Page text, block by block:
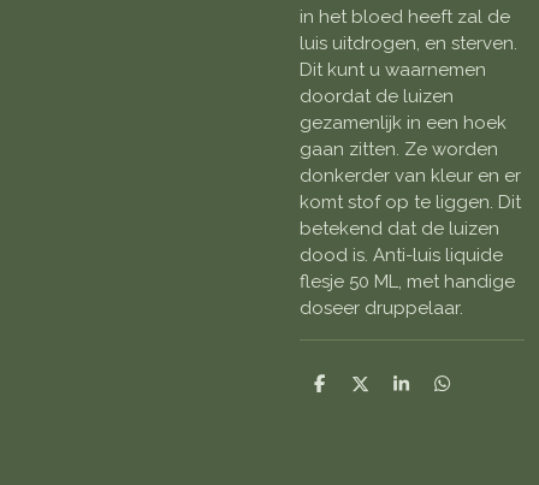
in het bloed heeft zal de
luis uitdrogen, en sterven.
Dit kunt u waarnemen
doordat de luizen
gezamenlijk in een hoek
gaan zitten. Ze worden
donkerder van kleur en er
komt stof op te liggen. Dit
betekend dat de luizen
dood is. Anti-luis liquide
flesje 50 ML, met handige
doseer druppelaar.
D
D
S
D